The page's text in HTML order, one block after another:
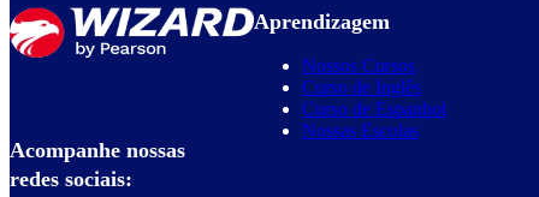
Acompanhe nossas
redes sociais:
Aprendizagem
Nossos Cursos
Curso de Inglês
Curso de Espanhol
Nossas Escolas